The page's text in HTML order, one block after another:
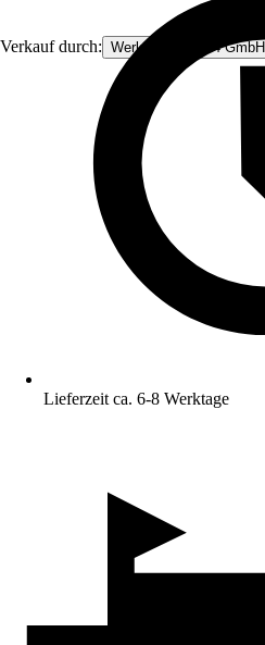
Verkauf durch: Werkzeugstore24 GmbH
Lieferzeit ca. 6-8 Werktage